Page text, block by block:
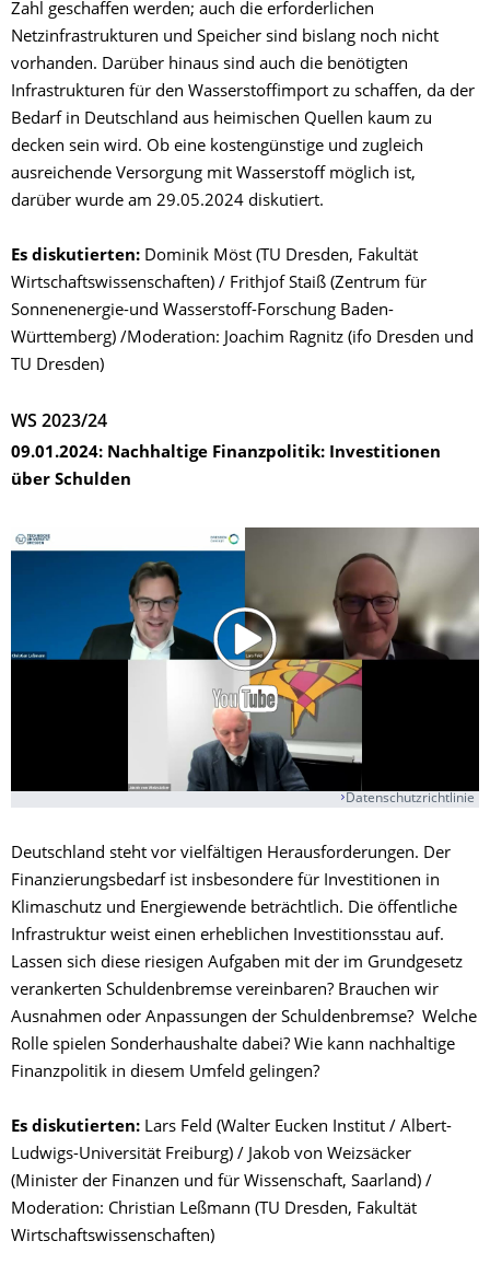
Zahl geschaffen werden; auch die erforderlichen
Netzinfrastrukturen und Speicher sind bislang noch nicht
vorhanden. Darüber hinaus sind auch die benötigten
Infrastrukturen für den Wasserstoffimport zu schaffen, da der
Bedarf in Deutschland aus heimischen Quellen kaum zu
decken sein wird. Ob eine kostengünstige und zugleich
ausreichende Versorgung mit Wasserstoff möglich ist,
darüber wurde am 29.05.2024 diskutiert.
Es diskutierten: Dominik Möst (TU Dresden, Fakultät
Wirtschaftswissenschaften) / Frithjof Staiß (Zentrum für
Sonnenenergie-und Wasserstoff-Forschung Baden-
Württemberg) /Moderation: Joachim Ragnitz (ifo Dresden und
TU Dresden)
WS 2023/24
09.01.2024: Nachhaltige Finanzpolitik: Investitionen
über Schulden
Datenschutzrichtlinie
Deutschland steht vor vielfältigen Herausforderungen. Der
Finanzierungsbedarf ist insbesondere für Investitionen in
Klimaschutz und Energiewende beträchtlich. Die öffentliche
Infrastruktur weist einen erheblichen Investitionsstau auf.
Lassen sich diese riesigen Aufgaben mit der im Grundgesetz
verankerten Schuldenbremse vereinbaren? Brauchen wir
Ausnahmen oder Anpassungen der Schuldenbremse? Welche
Rolle spielen Sonderhaushalte dabei? Wie kann nachhaltige
Finanzpolitik in diesem Umfeld gelingen?
Es diskutierten: Lars Feld (Walter Eucken Institut / Albert-
Ludwigs-Universität Freiburg) / Jakob von Weizsäcker
(Minister der Finanzen und für Wissenschaft, Saarland) /
Moderation: Christian Leßmann (TU Dresden, Fakultät
Wirtschaftswissenschaften)